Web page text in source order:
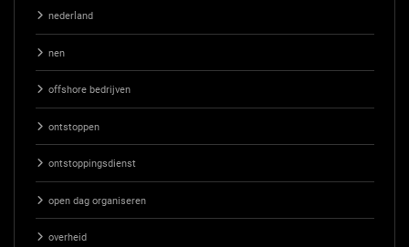
nederland
nen
offshore bedrijven
ontstoppen
ontstoppingsdienst
open dag organiseren
overheid